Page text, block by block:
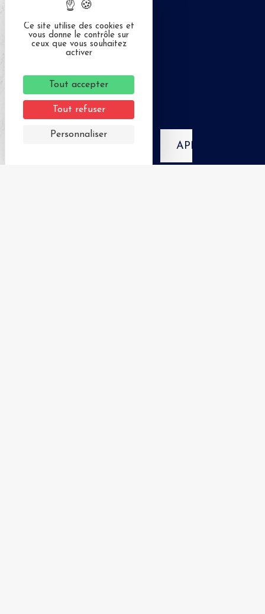
APPELER
Ce site utilise des cookies et
vous donne le contrôle sur
ceux que vous souhaitez
activer
Tout accepter
Tout refuser
Personnaliser